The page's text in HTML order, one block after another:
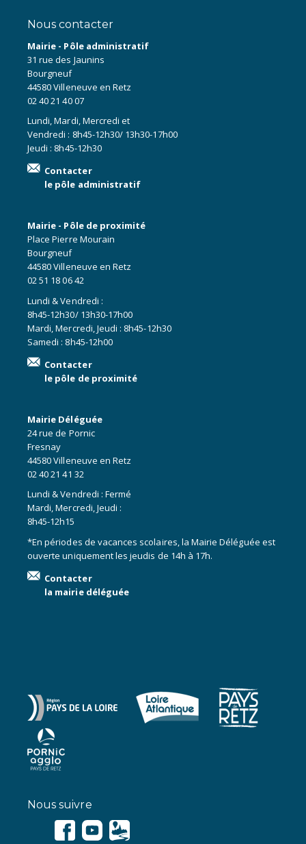
Nous contacter
Mairie - Pôle administratif
31 rue des Jaunins
Bourgneuf
44580 Villeneuve en Retz
02 40 21 40 07
Lundi, Mardi, Mercredi et
Vendredi : 8h45-12h30/ 13h30-17h00
Jeudi : 8h45-12h30
Contacter
le pôle administratif
Mairie - Pôle de proximité
Place Pierre Mourain
Bourgneuf
44580 Villeneuve en Retz
02 51 18 06 42
Lundi & Vendredi :
8h45-12h30/ 13h30-17h00
Mardi, Mercredi, Jeudi : 8h45-12h30
Samedi : 8h45-12h00
Contacter
le pôle de proximité
Mairie Déléguée
24 rue de Pornic
Fresnay
44580 Villeneuve en Retz
02 40 21 41 32
Lundi & Vendredi : Fermé
Mardi, Mercredi, Jeudi :
8h45-12h15
*En périodes de vacances scolaires, la Mairie Déléguée est
ouverte uniquement les jeudis de 14h à 17h.
Contacter
la mairie déléguée
Nous suivre